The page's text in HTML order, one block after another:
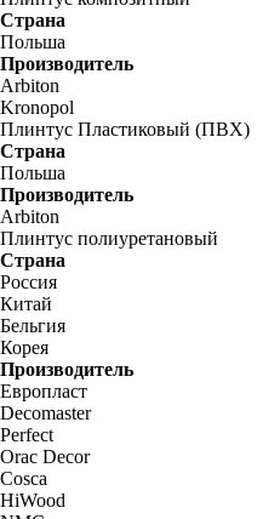
Страна
Польша
Производитель
Arbiton
Kronopol
Плинтус Пластиковый (ПВХ)
Страна
Польша
Производитель
Arbiton
Плинтус полиуретановый
Страна
Россия
Китай
Бельгия
Корея
Производитель
Европласт
Decomaster
Perfect
Orac Decor
Cosca
HiWood